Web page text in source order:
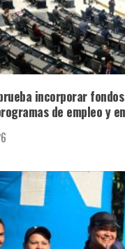
incorporar
de empleo y